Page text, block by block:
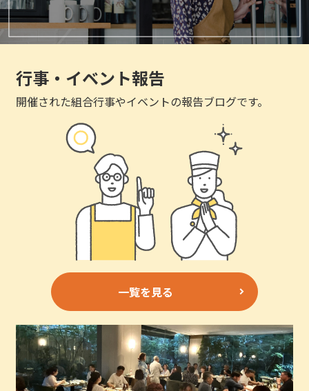
行事・イベント報告
開催された組合行事やイベントの報告ブログです。
一覧を見る